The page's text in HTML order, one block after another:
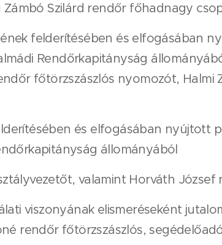
Szilárd rendőr főhadnagy
felderítésében és elfogásában
Rendőrkapitányság
főtörzszászlós nyomozót,
és elfogásában nyújtott
állományából
valamint Horváth József
viszonyának elismeréseként
rendőr főtörzszászlós,